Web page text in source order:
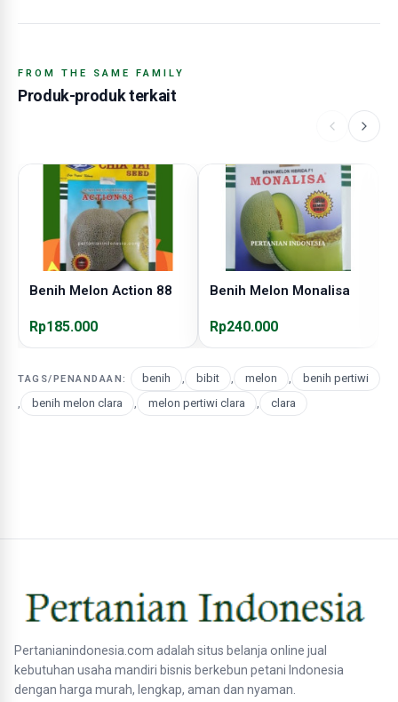
FROM THE SAME FAMILY
Produk-produk terkait
Benih Melon Action 88
Rp185.000
Benih Melon Monalisa
Rp240.000
TAGS/PENANDAAN: benih , bibit , melon ,
benih pertiwi
,
benih melon clara , melon pertiwi clara , clara
Pertanianindonesia.com adalah situs belanja online jual
kebutuhan usaha mandiri bisnis berkebun petani Indonesia
dengan harga murah, lengkap, aman dan nyaman.